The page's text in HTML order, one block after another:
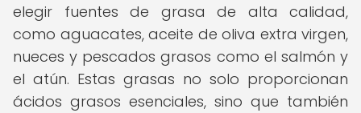
elegir fuentes de grasa de alta calidad,
como aguacates, aceite de oliva extra virgen,
nueces y pescados grasos como el salmón y
el atún. Estas grasas no solo proporcionan
ácidos grasos esenciales, sino que también